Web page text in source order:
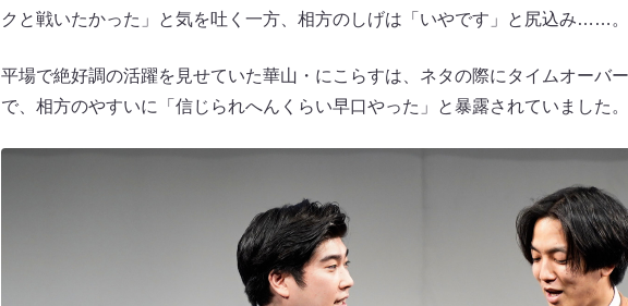
クと戦いたかった」と気を吐く一方、相方のしげは「いやです」と尻込み……。
平場で絶好調の活躍を見せていた華山・にこらすは、ネタの際にタイムオーバ
で、相方のやすいに「信じられへんくらい早口やった」と暴露されていました。